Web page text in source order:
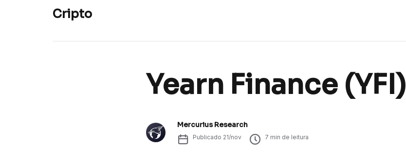
Cripto
Yearn Finance (YFI)
Mercurius Research
Publicado 21/nov 7 min de leitura